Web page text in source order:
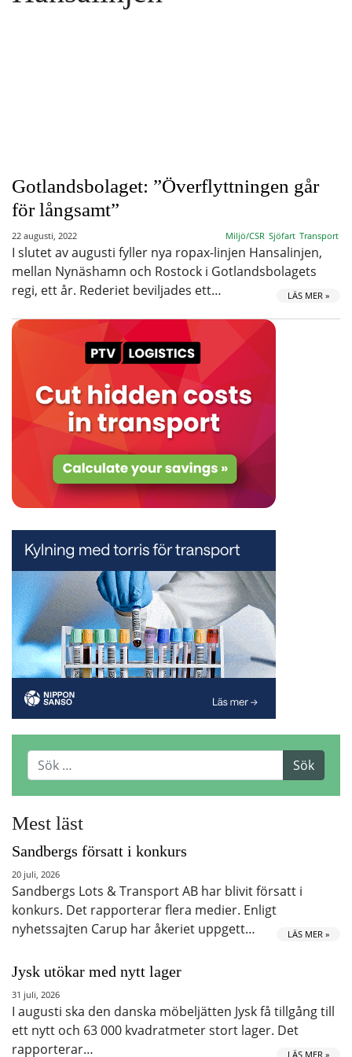
Gotlandsbolaget: ”Överflyttningen går
för långsamt”
22 augusti, 2022 Miljö/CSR Sjöfart Transport
I slutet av augusti fyller nya ropax-linjen Hansalinjen,
mellan Nynäshamn och Rostock i Gotlandsbolagets
regi, ett år. Rederiet beviljades ett…
LÄS MER »
Mest läst
Sandbergs försatt i konkurs
20 juli, 2026
Sandbergs Lots & Transport AB har blivit försatt i
konkurs. Det rapporterar flera medier. Enligt
nyhetssajten Carup har åkeriet uppgett…
LÄS MER »
Jysk utökar med nytt lager
31 juli, 2026
I augusti ska den danska möbeljätten Jysk få tillgång till
ett nytt och 63 000 kvadratmeter stort lager. Det
rapporterar…
LÄS MER »